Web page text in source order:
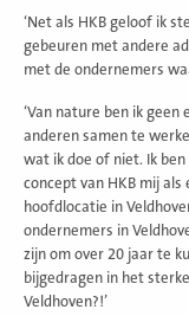
‘Net als HKB geloof ik
gebeuren met andere
met de ondernemers
‘Van nature ben ik
anderen samen te
wat ik doe of niet. Ik
concept van HKB mij
hoofdlocatie in
ondernemers in
zijn om over 20 jaar te
bijgedragen in het
Veldhoven?!’